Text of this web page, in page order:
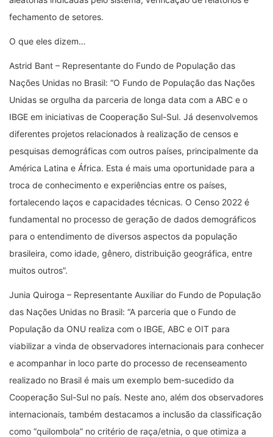
fechamento de setores.
O que eles dizem…
Astrid Bant – Representante do Fundo de População das
Nações Unidas no Brasil: “O Fundo de População das Nações
Unidas se orgulha da parceria de longa data com a ABC e o
IBGE em iniciativas de Cooperação Sul-Sul. Já desenvolvemos
diferentes projetos relacionados à realização de censos e
pesquisas demográficas com outros países, principalmente da
América Latina e África. Esta é mais uma oportunidade para a
troca de conhecimento e experiências entre os países,
fortalecendo laços e capacidades técnicas. O Censo 2022 é
fundamental no processo de geração de dados demográficos
para o entendimento de diversos aspectos da população
brasileira, como idade, gênero, distribuição geográfica, entre
muitos outros”.
Junia Quiroga – Representante Auxiliar do Fundo de População
das Nações Unidas no Brasil: “A parceria que o Fundo de
População da ONU realiza com o IBGE, ABC e OIT para
viabilizar a vinda de observadores internacionais para conhecer
e acompanhar in loco parte do processo de recenseamento
realizado no Brasil é mais um exemplo bem-sucedido da
Cooperação Sul-Sul no país. Neste ano, além dos observadores
internacionais, também destacamos a inclusão da classificação
como “quilombola” no critério de raça/etnia, o que otimiza a